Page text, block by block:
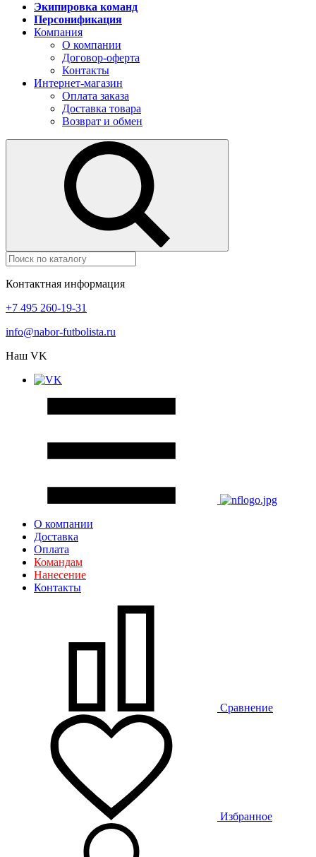
Экипировка команд
Персонификация
Компания
О компании
Договор-оферта
Контакты
Интернет-магазин
Оплата заказа
Доставка товара
Возврат и обмен
Контактная информация
+7 495 260-19-31
info@nabor-futbolista.ru
Наш VK
О компании
Доставка
Оплата
Командам
Нанесение
Контакты
Сравнение
Избранное